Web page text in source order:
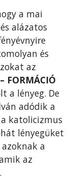
a mai
alázatos
és
az
FORMÁCIÓ
a lényeg. De
adódik a
katolicizmus
lényegüket
a
az